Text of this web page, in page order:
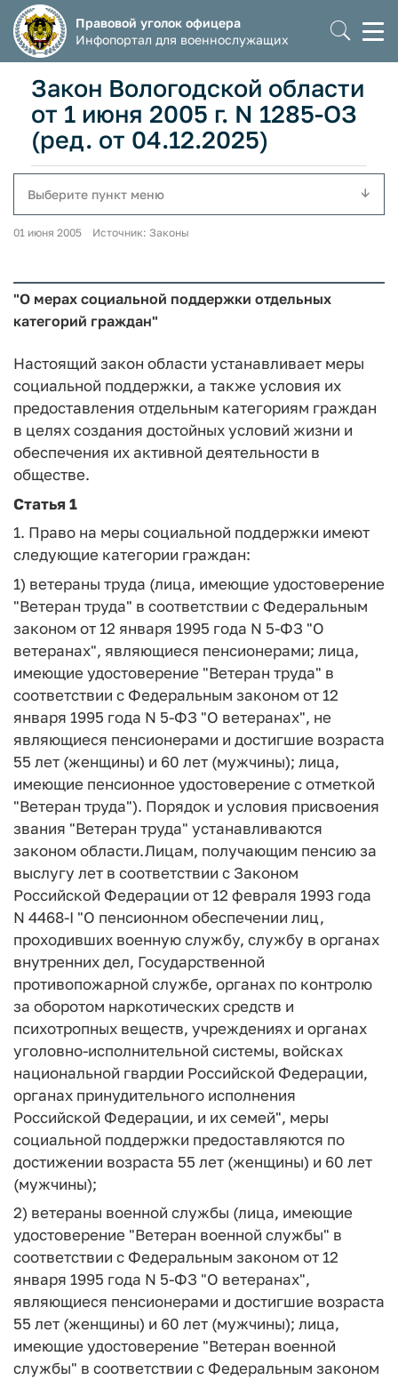
Правовой уголок офицера
Инфопортал для военнослужащих
Закон Вологодской области
от 1 июня 2005 г. N 1285-ОЗ
(ред. от 04.12.2025)
Выберите пункт меню
01 июня 2005 Источник: Законы
"О мерах социальной поддержки отдельных
категорий граждан"
Настоящий закон области устанавливает меры
социальной поддержки, а также условия их
предоставления отдельным категориям граждан
в целях создания достойных условий жизни и
обеспечения их активной деятельности в
обществе.
Статья 1
1. Право на меры социальной поддержки имеют
следующие категории граждан:
1) ветераны труда (лица, имеющие удостоверение
"Ветеран труда" в соответствии с Федеральным
законом от 12 января 1995 года N 5-ФЗ "О
ветеранах", являющиеся пенсионерами; лица,
имеющие удостоверение "Ветеран труда" в
соответствии с Федеральным законом от 12
января 1995 года N 5-ФЗ "О ветеранах", не
являющиеся пенсионерами и достигшие возраста
55 лет (женщины) и 60 лет (мужчины); лица,
имеющие пенсионное удостоверение с отметкой
"Ветеран труда"). Порядок и условия присвоения
звания "Ветеран труда" устанавливаются
законом области.Лицам, получающим пенсию за
выслугу лет в соответствии с Законом
Российской Федерации от 12 февраля 1993 года
N 4468-I "О пенсионном обеспечении лиц,
проходивших военную службу, службу в органах
внутренних дел, Государственной
противопожарной службе, органах по контролю
за оборотом наркотических средств и
психотропных веществ, учреждениях и органах
уголовно-исполнительной системы, войсках
национальной гвардии Российской Федерации,
органах принудительного исполнения
Российской Федерации, и их семей", меры
социальной поддержки предоставляются по
достижении возраста 55 лет (женщины) и 60 лет
(мужчины);
2) ветераны военной службы (лица, имеющие
удостоверение "Ветеран военной службы" в
соответствии с Федеральным законом от 12
января 1995 года N 5-ФЗ "О ветеранах",
являющиеся пенсионерами и достигшие возраста
55 лет (женщины) и 60 лет (мужчины); лица,
имеющие удостоверение "Ветеран военной
службы" в соответствии с Федеральным законом